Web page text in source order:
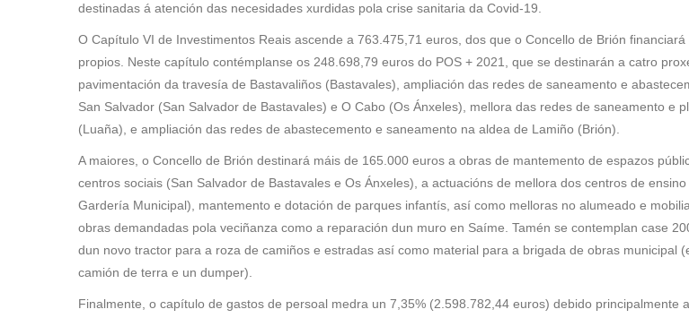
destinadas á atención das necesidades xurdidas pola crise sanitaria da Covid-19.
O Capítulo VI de Investimentos Reais ascende a 763.475,71 euros, dos que o Concello de Brión
propios. Neste capítulo contémplanse os 248.698,79 euros do POS + 2021, que se destinarán a catro
pavimentación da travesía de Bastavaliños (Bastavales), ampliación das redes de saneamento e
San Salvador (San Salvador de Bastavales) e O Cabo (Os Ánxeles), mellora das redes de saneamento e
(Luaña), e ampliación das redes de abastecemento e saneamento na aldea de Lamiño (Brión).
A maiores, o Concello de Brión destinará máis de 165.000 euros a obras de mantemento de espazos
centros sociais (San Salvador de Bastavales e Os Ánxeles), a actuacións de mellora dos centros de
Gardería Municipal), mantemento e dotación de parques infantís, así como melloras no alumeado e
obras demandadas pola veciñanza como a reparación dun muro en Saíme. Tamén se contemplan case
dun novo tractor para a roza de camiños e estradas así como material para a brigada de obras municipal
camión de terra e un dumper).
Finalmente, o capítulo de gastos de persoal medra un 7,35% (2.598.782,44 euros) debido principalmente